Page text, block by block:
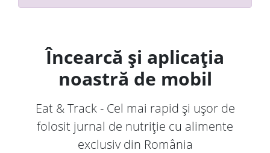
Încearcă și aplicația
noastră de mobil
Eat & Track - Cel mai rapid și ușor de
folosit jurnal de nutriție cu alimente
exclusiv din România